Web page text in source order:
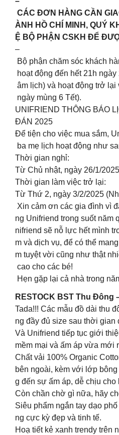
CÁC ĐƠN HÀNG CẦN
ÀNH HỒ CHÍ MINH, QUÝ
Ệ BỘ PHẬN CSKH ĐỂ
–
Bộ phận chăm sóc khách
hoạt động đến hết 21h
âm lịch) và hoạt động trở lại
ngày mùng 6 Tết).
UNIFRIEND THÔNG BÁO
ĐÁN 2025
Để tiện cho việc mua sắm,
ba mẹ lịch hoạt động như
Thời gian nghỉ:
Từ Chủ nhật, ngày 26/1/
Thời gian làm việc trở lại:
Từ Thứ 2, ngày 3/2/2025
Xin cảm ơn các gia đình vì
ng Unifriend trong suốt năm
nifriend sẽ nỗ lực hết mình
m và dịch vụ, để có thể
m tuyệt vời cũng như thật
cao cho các bé!
Hẹn gặp lại cả nhà trong
RESTOCK BST Thu Đông
Tada!!! Các mẫu đồ dài thu
ng đầy đủ size sau thời gian
Và Unifriend tiếp tục giới
mềm mại và ấm áp vừa mới
Chất vải 100% Organic
bên ngoài, kèm với lớp
g đến sự ấm áp, dễ chịu cho
Còn chần chờ gì nữa, hãy
Siêu phẩm ngắn tay dạo
ng cực kỳ đẹp và tinh tế.
Hoạ tiết kẻ xanh trendy trên